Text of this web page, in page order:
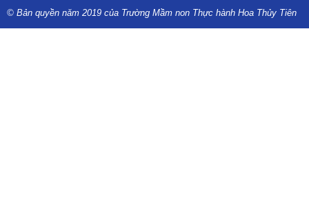
© Bản quyền năm 2019 của Trường Mầm non Thực hành Hoa Thủy Tiên